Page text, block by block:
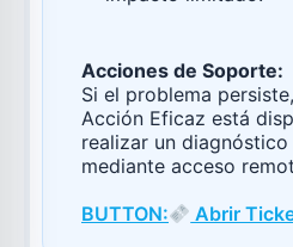
Acciones de Soporte:
Si el problema
Acción Eficaz está
realizar un
mediante acceso
BUTTON:
Abrir